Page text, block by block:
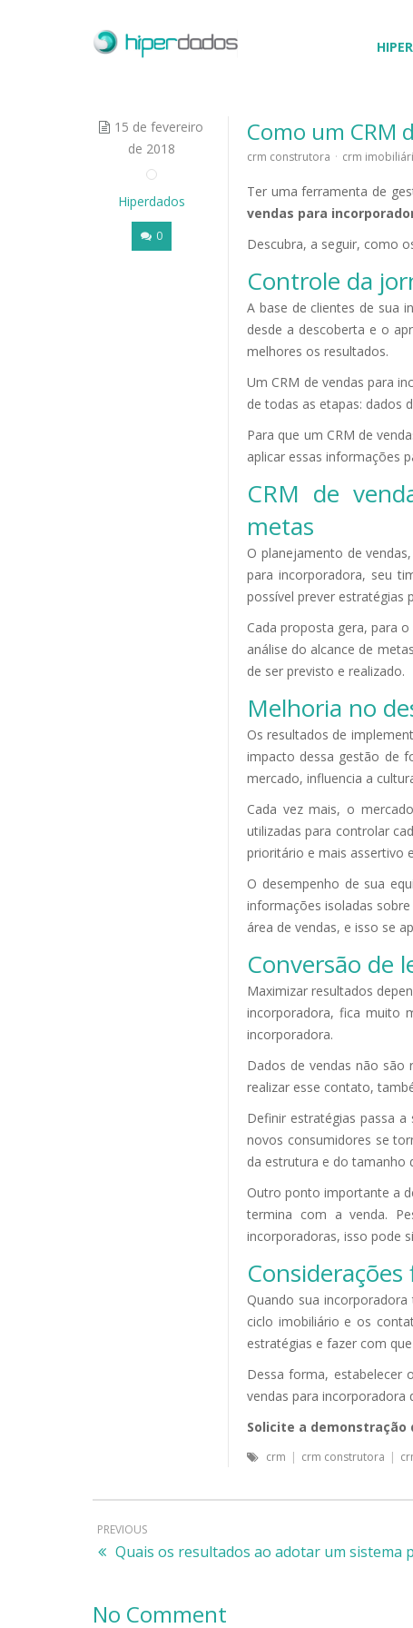
15 de fevereiro
de 2018
Hiperdados
0
Como um CRM
crm construtora · crm
Ter uma ferramenta de
vendas para
Descubra, a seguir, como
Controle da
A base de clientes de sua
desde a descoberta e o
melhores os resultados.
Um CRM de vendas para
de todas as etapas: dados
Para que um CRM de
aplicar essas informações
CRM de
metas
O planejamento de
para incorporadora, seu
possível prever estratégias
Cada proposta gera, para
análise do alcance de
de ser previsto e realizado.
Melhoria no
Os resultados de
impacto dessa gestão de
mercado, influencia a
Cada vez mais, o
utilizadas para controlar
prioritário e mais assertivo
O desempenho de sua
informações isoladas
área de vendas, e isso se
Conversão de
Maximizar resultados
incorporadora, fica muito
incorporadora.
Dados de vendas não são
realizar esse contato,
Definir estratégias passa
novos consumidores se
da estrutura e do tamanho
Outro ponto importante a
termina com a venda.
incorporadoras, isso pode
Considerações
Quando sua
ciclo imobiliário e os
estratégias e fazer com
Dessa forma, estabelecer
vendas para incorporadora
Solicite a demonstração
crm | crm construtora |
PREVIOUS
Quais os resultados ao adotar um sistema
No Comment